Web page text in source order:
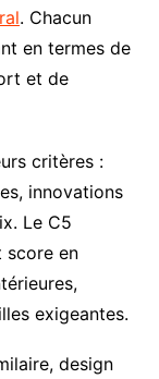
. Chacun
en termes de
et de
critères :
innovations
Le C5
score en
exigeantes.
design